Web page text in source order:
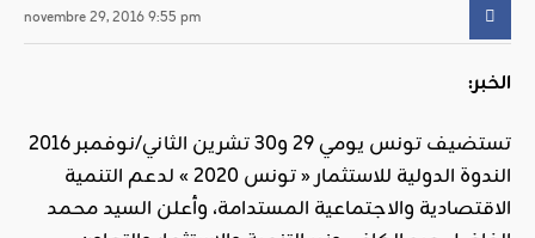
novembre 29, 2016 9:55 pm
الخبر:
تستضيف تونس يومي 29 و30 تشرين الثاني/نوفمبر 2016
الندوة الدولية للاستثمار « تونس 2020 » لدعم التنمية
الاقتصادية والاجتماعية المستدامة، وأعلن السيد محمد